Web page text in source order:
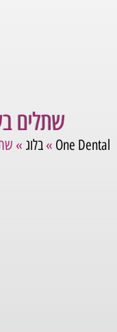
שתלים
One Dental
» בלוג »